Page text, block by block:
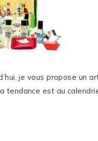
je vous propose un
tendance est au